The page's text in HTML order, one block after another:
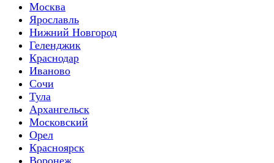
Москва
Ярославль
Нижний Новгород
Геленджик
Краснодар
Иваново
Сочи
Тула
Архангельск
Московский
Орел
Красноярск
Воронеж